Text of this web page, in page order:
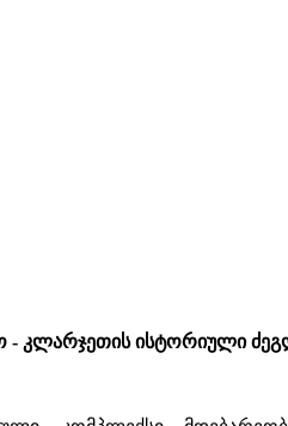
- კლარჯეთის ისტორიული